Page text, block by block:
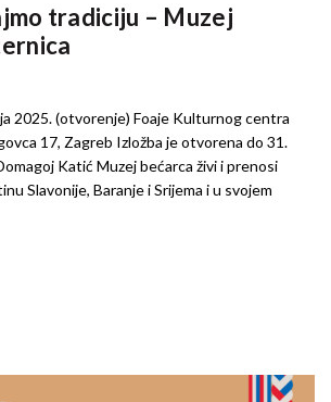
tradiciju – Muzej
2025. (otvorenje) Foaje Kulturnog centra
17, Zagreb Izložba je otvorena do 31.
Katić Muzej bećarca živi i prenosi
Slavonije, Baranje i Srijema i u svojem